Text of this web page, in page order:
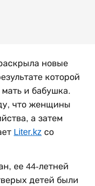
новые
которой
и бабушка.
что женщины
а затем
Liter.kz со
ее 44-летней
детей были